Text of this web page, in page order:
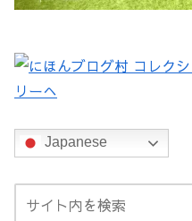
Japanese